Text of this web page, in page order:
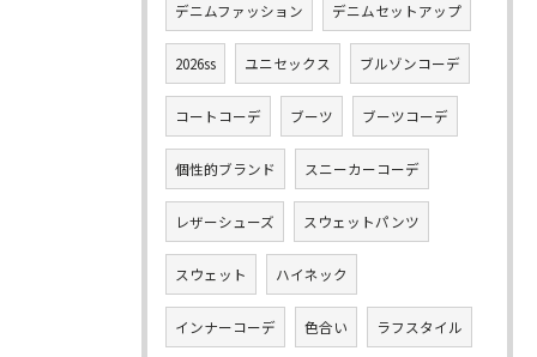
デニムファッション デニムセットアップ
2026ss ユニセックス ブルゾンコーデ
コートコーデ ブーツ ブーツコーデ
個性的ブランド スニーカーコーデ
レザーシューズ スウェットパンツ
スウェット ハイネック
インナーコーデ 色合い ラフスタイル